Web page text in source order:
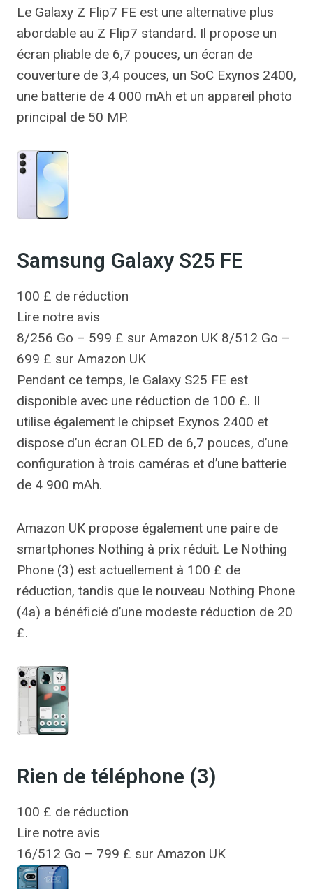
Le Galaxy Z Flip7 FE est une alternative plus
abordable au Z Flip7 standard. Il propose un
écran pliable de 6,7 pouces, un écran de
couverture de 3,4 pouces, un SoC Exynos 2400,
une batterie de 4 000 mAh et un appareil photo
principal de 50 MP.
Samsung Galaxy S25 FE
100 £ de réduction
Lire notre avis
8/256 Go – 599 £ sur Amazon UK 8/512 Go –
699 £ sur Amazon UK
Pendant ce temps, le Galaxy S25 FE est
disponible avec une réduction de 100 £. Il
utilise également le chipset Exynos 2400 et
dispose d’un écran OLED de 6,7 pouces, d’une
configuration à trois caméras et d’une batterie
de 4 900 mAh.
Amazon UK propose également une paire de
smartphones Nothing à prix réduit. Le Nothing
Phone (3) est actuellement à 100 £ de
réduction, tandis que le nouveau Nothing Phone
(4a) a bénéficié d’une modeste réduction de 20
£.
Rien de téléphone (3)
100 £ de réduction
Lire notre avis
16/512 Go – 799 £ sur Amazon UK